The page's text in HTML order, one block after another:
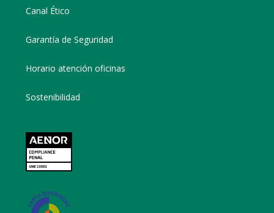
Canal Ético
Garantía de Seguridad
Horario atención oficinas
Sostenibilidad